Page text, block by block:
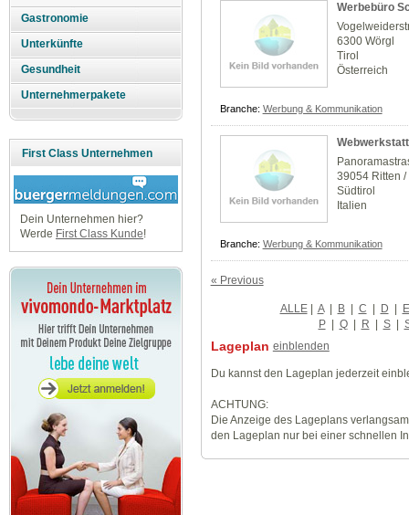
Gastronomie
Unterkünfte
Gesundheit
Unternehmerpakete
First Class Unternehmen
Dein Unternehmen hier?
Werde First Class Kunde!
Werbebüro
6300 Wörgl
Tirol
Österreich
Branche: Werbung & Kommunikation
Webwerkstatt
39054 Ritten
Südtirol
Italien
Branche: Werbung & Kommunikation
« Previous
ALLE| A | B | C | D | E
P | Q | R | S |
Lageplan einblenden
Du kannst den Lageplan jederzeit
ACHTUNG:
Die Anzeige des Lageplans
den Lageplan nur bei einer schnellen